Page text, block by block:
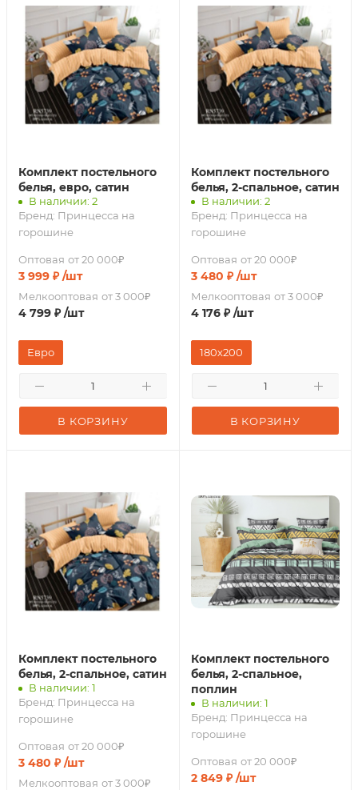
Комплект постельного
белья, евро, сатин
В наличии: 2
Бренд: Принцесса на
горошине
Оптовая от 20 000₽
3 999 ₽ /шт
Мелкооптовая от 3 000₽
4 799 ₽ /шт
В КОРЗИНУ
Евро
Комплект постельного
белья, 2-спальное, сатин
В наличии: 2
Бренд: Принцесса на
горошине
Оптовая от 20 000₽
3 480 ₽ /шт
Мелкооптовая от 3 000₽
4 176₽ /шт
В КОРЗИНУ
180х200
Комплект постельного
белья, 2-спальное, сатин
В наличии: 1
Бренд: Принцесса на
горошине
Оптовая от 20 000₽
3 480 ₽ /шт
Мелкооптовая от 3 000₽
Комплект постельного
белья, 2-спальное,
поплин
В наличии: 1
Бренд: Принцесса на
горошине
Оптовая от 20 000₽
2 849₽ /шт